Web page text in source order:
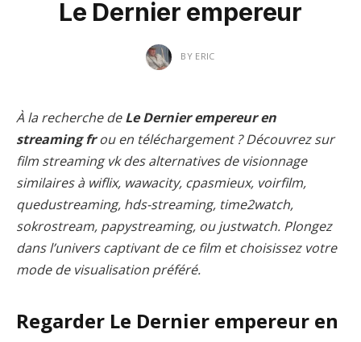
Le Dernier empereur
BY ERIC
À la recherche deLe Dernier empereur en
streaming frou en téléchargement ? Découvrez sur
film streaming vk des alternatives de visionnage
similaires à wiflix, wawacity, cpasmieux, voirfilm,
quedustreaming, hds-streaming, time2watch,
sokrostream, papystreaming, ou justwatch. Plongez
dans l’univers captivant de ce film et choisissez votre
mode de visualisation préféré.
Regarder Le Dernier empereur en